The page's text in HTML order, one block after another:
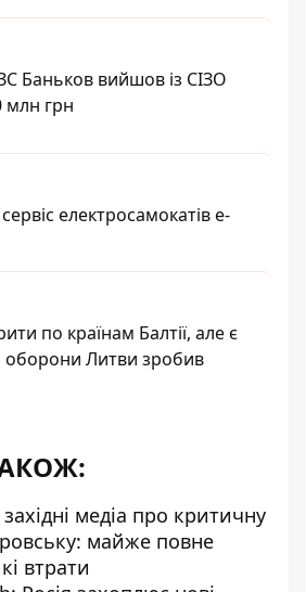
Баньков вийшов із СІЗО
млн грн
електросамокатів e-
по країнам Балтії, але є
оборони Литви зробив
західні медіа про критичну
майже повне
втрати